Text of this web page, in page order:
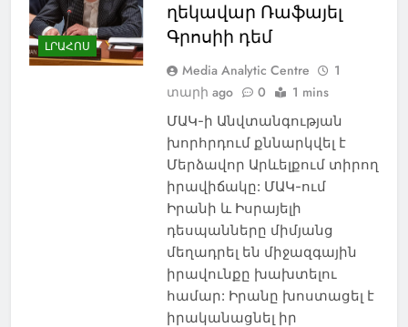
ԼՐԱՀՈՍ
ղեկավար Ռաֆայել
Գրոսիի դեմ
Media Analytic Centre
1
տարի ago
0 1 mins
ՄԱԿ-ի Անվտանգության
խորհրդում քննարկվել է
Մերձավոր Արևելքում տիրող
իրավիճակը: ՄԱԿ-ում
Իրանի և Իսրայելի
դեսպանները միմյանց
մեղադրել են միջազգային
իրավունքը խախտելու
համար: Իրանը խոստացել է
իրականացնել իր